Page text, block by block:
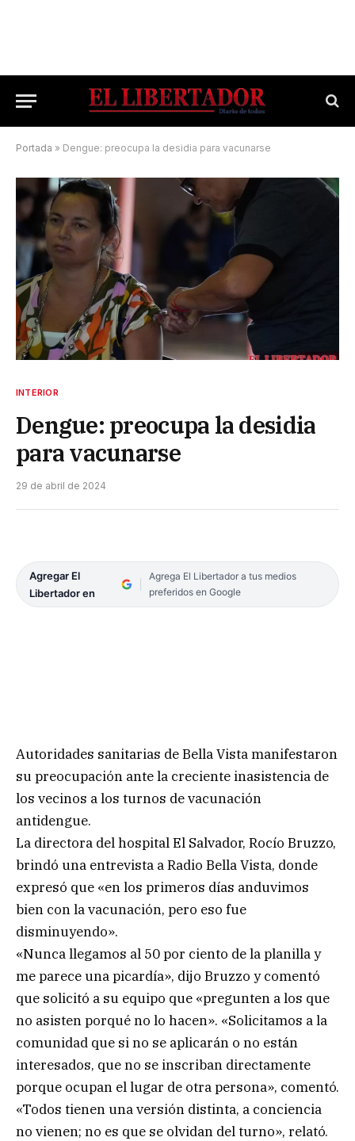
Portada » Dengue: preocupa la desidia para vacunarse
INTERIOR
Dengue: preocupa la desidia
para vacunarse
29 de abril de 2024
Agregar El
Libertador en
Agrega El Libertador a tus medios
preferidos en Google
Autoridades sanitarias de Bella Vista manifestaron
su preocupación ante la creciente inasistencia de
los vecinos a los turnos de vacunación
antidengue.
La directora del hospital El Salvador, Rocío Bruzzo,
brindó una entrevista a Radio Bella Vista, donde
expresó que «en los primeros días anduvimos
bien con la vacunación, pero eso fue
disminuyendo».
«Nunca llegamos al 50 por ciento de la planilla y
me parece una picardía», dijo Bruzzo y comentó
que solicitó a su equipo que «pregunten a los que
no asisten porqué no lo hacen». «Solicitamos a la
comunidad que si no se aplicarán o no están
interesados, que no se inscriban directamente
porque ocupan el lugar de otra persona», comentó.
«Todos tienen una versión distinta, a conciencia
no vienen; no es que se olvidan del turno», relató.